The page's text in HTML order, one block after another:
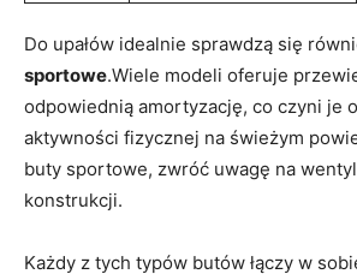
Do upałów idealnie sprawdzą się
sportowe.Wiele modeli oferuje
odpowiednią‌ amortyzację, co czyni je
aktywności fizycznej​ na świeżym
⁢buty sportowe, zwróć uwagę na
konstrukcji.
Każdy z tych ⁣typów butów łączy⁢ w